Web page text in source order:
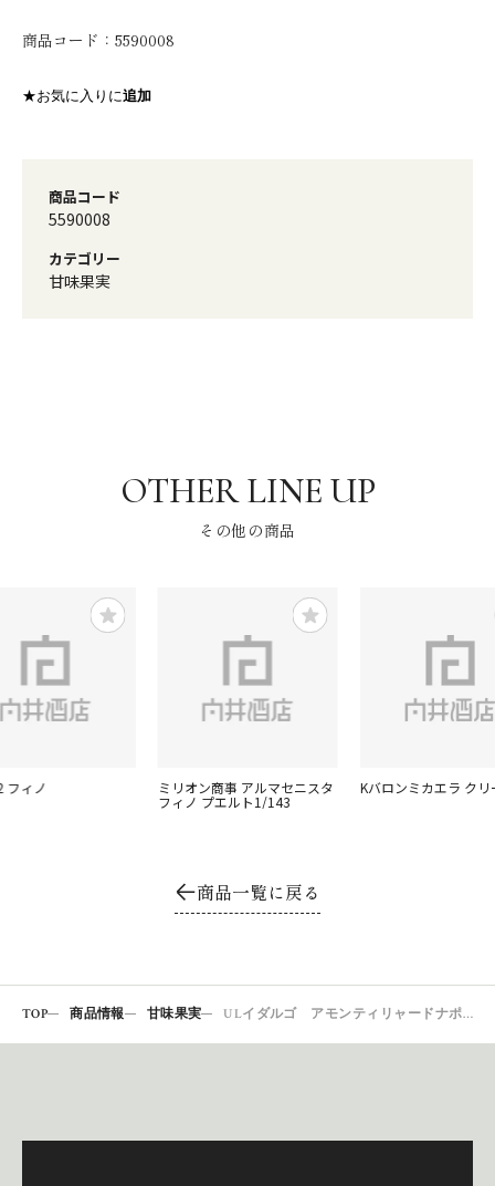
商品コード： 5590008
★お気に入りに追加
商品コード
5590008
カテゴリー
甘味果実
その他の商品
フィノ ミリオン商事 アルマセニスタ
フィノ プエルト1/143
Kバロンミカエラ ク
商品一覧に戻る
TOP 商品情報 甘味果実 ULイダルゴ アモンティリャードナポレオン750